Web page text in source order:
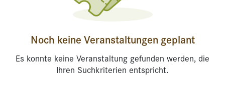
Noch keine Veranstaltungen geplant
Es konnte keine Veranstaltung gefunden werden, die
Ihren Suchkriterien entspricht.